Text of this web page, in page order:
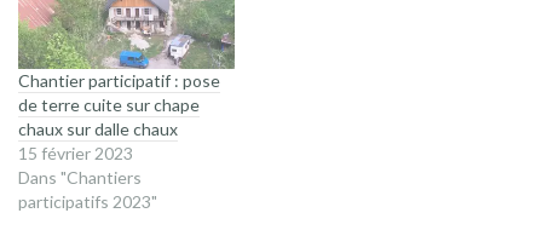
Chantier participatif : pose
de terre cuite sur chape
chaux sur dalle chaux
15 février 2023
Dans "Chantiers
participatifs 2023"